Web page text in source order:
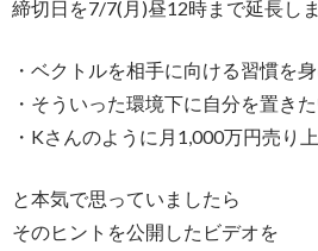
締切日を7/7(月)昼12時まで延長しま
・ベクトルを相手に向ける習慣を
・そういった環境下に自分を置き
・Kさんのように月1,000万円売り
と本気で思っていましたら
そのヒントを公開したビデオを